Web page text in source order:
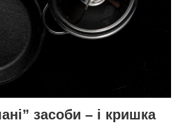
засоби – і кришка